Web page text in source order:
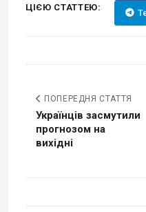
ЦІЄЮ СТАТТЕЮ:
ПОПЕРЕДНЯ СТАТТЯ
Українців засмутили
прогнозом на
вихідні